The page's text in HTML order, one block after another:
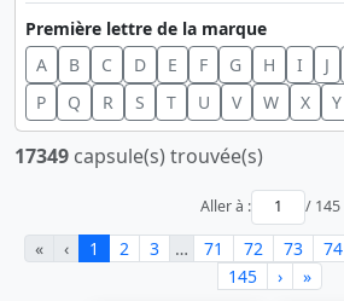
Première lettre de la marque
A
B C D E F G H I J
P
Q R S T U V W X Y
17349 capsule(s) trouvée(s)
Aller à : / 145
« ‹ 1 2 3 … 71 72 73 74
145
› »